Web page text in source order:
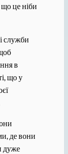
що це ніби
служби
в
що у
де вони
дуже